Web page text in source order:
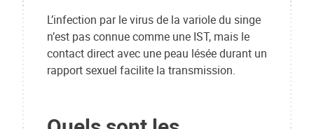
L’infection par le virus de la variole du singe
n’est pas connue comme une IST, mais le
contact direct avec une peau lésée durant un
rapport sexuel facilite la transmission.